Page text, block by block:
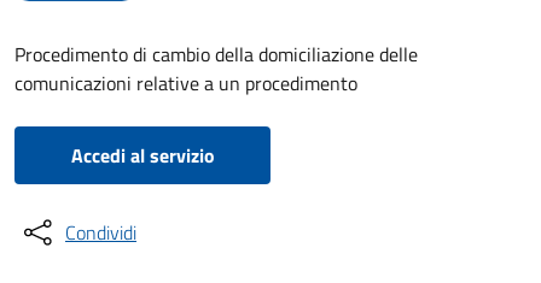
Procedimento di cambio della domiciliazione delle
comunicazioni relative a un procedimento
Accedi al servizio
Condividi